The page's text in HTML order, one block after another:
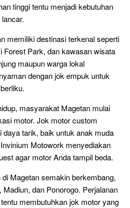
tinggi tentu menjadi kebutuhan
memiliki destinasi terkenal seperti
Forest Park, dan kawasan wisata
maupun warga lokal
dengan jok empuk untuk
masyarakat Magetan mulai
motor. Jok motor custom
daya tarik, baik untuk anak muda
Motowork menyediakan
agar motor Anda tampil beda.
Magetan semakin berkembang,
dan Ponorogo. Perjalanan
membutuhkan jok motor yang